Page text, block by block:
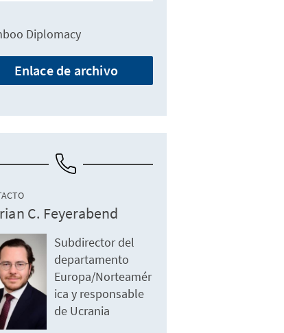
Diplomacy
Enlace de archivo
C. Feyerabend
Subdirector del
departamento
Europa/Norteamér
ica y responsable
de Ucrania